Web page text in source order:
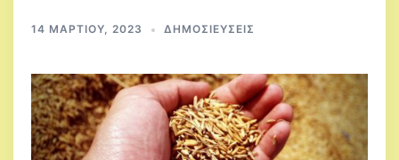
14 ΜΑΡΤΊΟΥ, 2023 ΔΗΜΟΣΙΕΎΣΕΙΣ